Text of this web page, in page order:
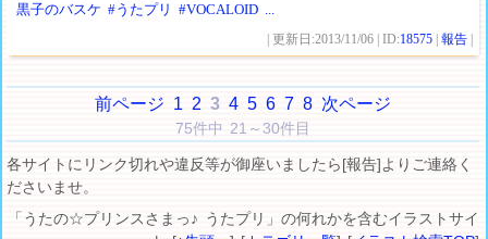
黒子のバスケ #うたプリ #VOCALOID ...
| 更新日:2013/11/06 | ID:18575 |報告
前ページ 1 2 3 4 5 6 7 8 次ページ
75件中 21～30件目
各サイトにリンク切れや違反等が御座いましたら[報告]よりご連絡く
ださいませ。
「うたの☆プリンスさまっ♪ うたプリ」の何れかを含むイラストサイ